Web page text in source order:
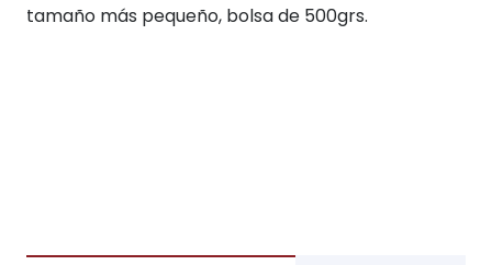
tamaño más pequeño, bolsa de 500grs.